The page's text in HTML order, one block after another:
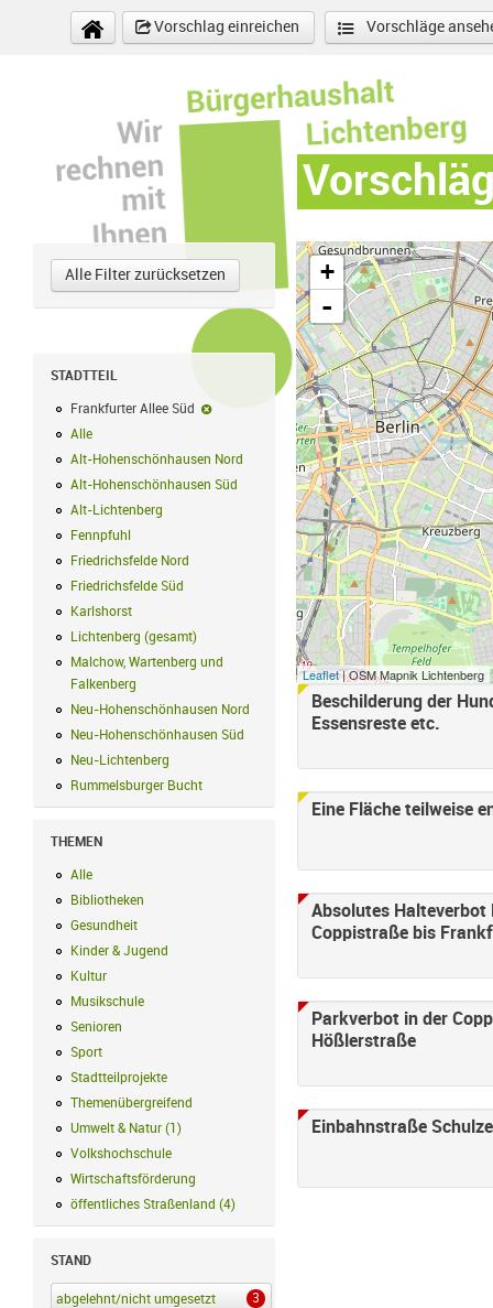
Direkt zum Inhalt
Vorschlag einreichen
Vorschläge
Alle Filter zurücksetzen
STADTTEIL
Frankfurter Allee Süd
Frankfurter Allee Süd-Filter entfernen
Alle
Alt-Hohenschönhausen Nord
Alt-Hohenschönhausen Nord Filter
Alt-Hohenschönhausen Süd
Alt-Hohenschönhausen Süd Filter
Alt-Lichtenberg Alt-Lichtenberg Filter anwenden
Fennpfuhl
Friedrichsfelde Nord
Friedrichsfelde Nord Filter anwenden
Friedrichsfelde Süd
Friedrichsfelde Süd Filter anwenden
Karlshorst
Lichtenberg (gesamt) Lichtenberg (gesamt) Filter anwenden
Malchow, Wartenberg und
Falkenberg Malchow, Wartenberg und Falkenberg Filter anwenden
Neu-Hohenschönhausen Nord
Neu-Hohenschönhausen Nord Filter
Neu-Hohenschönhausen Süd
Neu-Lichtenberg
Rummelsburger Bucht
THEMEN
Alle
Bibliotheken Bibliotheken Filter anwenden
Gesundheit
Kinder & Jugend
Kultur
Musikschule Musikschule Filter anwenden
Senioren
Sport
Stadtteilprojekte
Themenübergreifend
Umwelt & Natur (1 ) Umwelt & Natur Filter anwenden
Volkshochschule
Wirtschaftsförderung
öffentliches Straßenland (4)
STAND
abgelehnt/nicht umgesetzt 3
abgelehnt/nicht umgesetzt Filter anwenden
+
-
Leaflet| OSM Mapnik Lichtenberg
Beschilderung der
Essensreste etc.
Eine Fläche teilweise
Absolutes Halteverbot
Coppistraße bis
Parkverbot in der
Hößlerstraße
Einbahnstraße